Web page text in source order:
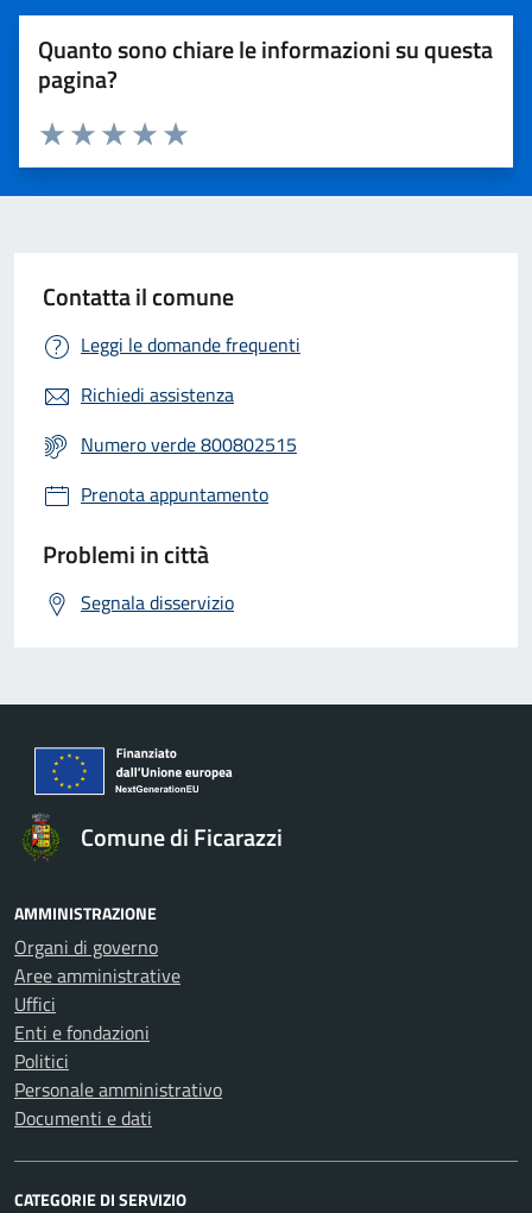
Quanto sono chiare le informazioni su questa
pagina?
Valuta 5 stelle su 5
Valuta 4 stelle su 5
Valuta 3 stelle su 5
Valuta 2 stelle su 5
Valuta 1 stelle su 5
Contatta il comune
Leggi le domande frequenti
Richiedi assistenza
Numero verde 800802515
Prenota appuntamento
Problemi in città
Segnala disservizio
Comune di Ficarazzi
AMMINISTRAZIONE
Organi di governo
Aree amministrative
Uffici
Enti e fondazioni
Politici
Personale amministrativo
Documenti e dati
CATEGORIE DI SERVIZIO